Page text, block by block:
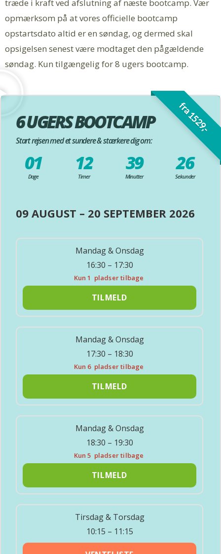
træde i kraft ved afslutning af næste bootcamp. Vær
opmærksom på at vores officielle bootcamp
opstartsdato altid er en søndag, og dermed skal
opsigelsen senest være modtaget den pågældende
søndag. Kun tilgængelig for 8 ugers bootcamp.
fra 1529,-
6 UGERS BOOTCAMP
Start rejsen med et sundere & stærkere dig om:
01
Dage
12
Timer
39
Minutter
24
Sekunder
09 AUGUST – 20 SEPTEMBER 2026
Mandag & Onsdag
16:30 – 17:30
Kun 1 pladser tilbage
TILMELD
Mandag & Onsdag
17:30 – 18:30
Kun 6 pladser tilbage
TILMELD
Mandag & Onsdag
18:30 – 19:30
Kun 5 pladser tilbage
TILMELD
Tirsdag & Torsdag
10:15 – 11:15